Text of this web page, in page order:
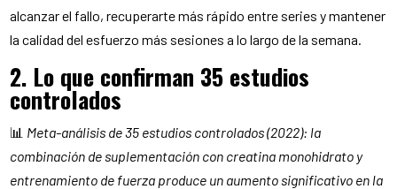
alcanzar el fallo, recuperarte más rápido entre series y mantener
la calidad del esfuerzo más sesiones a lo largo de la semana.
2. Lo que confirman 35 estudios
controlados
📊 Meta-análisis de 35 estudios controlados (2022): la
combinación de suplementación con creatina monohidrato y
entrenamiento de fuerza produce un aumento significativo en la